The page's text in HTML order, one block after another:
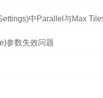
中Parallel与Max
参数失效问题